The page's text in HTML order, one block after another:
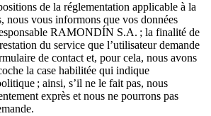
de la réglementation applicable à la
nous vous informons que vos données
RAMONDÍN S.A. ; la finalité de
du service que l’utilisateur demande
de contact et, pour cela, nous avons
la case habilitée qui indique
; ainsi, s’il ne le fait pas, nous
exprès et nous ne pourrons pas